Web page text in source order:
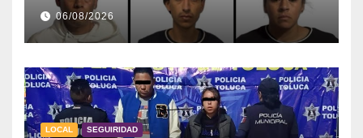
06/08/2026
LOCAL SEGUIRIDAD